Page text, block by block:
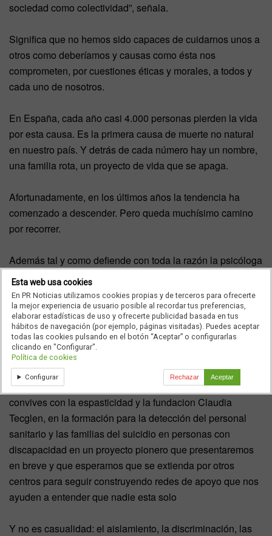
sociedad como colectividad”, señala.
Significa que no hemos sido capaces de cuidarnos unos a
otros como deberíamos y causas como ésta nos
comprometen, por cuestiones éticas y morales, a todos y
cada uno de nosotros.
En España, cada año casi 4.000 personas pierden la vida
por esta causa. Es la primera causa de muerte no natural
en nuestro país. Y detrás de cada número hay un nombre,
una familia rota, un proyecto de vida que se apaga.
Afortunadamente, en los últimos años la tendencia ha
comenzado a descender. Pero queda muchísimo camino
por recorrer.
Además tal y como defiende con toda la razón la psicóloga
Claudia Tecglen, tenemos la obligación moral de mirar de
frente a las personas más vulnerables: aquellas que
conviven con ladiscapacidady para quienes el riesgo de
suicidio es mucho más elevado que en la población
general, según muestran los estudios.
Nosotros desde
hemos empezado a
trabajar con la asociación que preside, la asociación
convives con la espasticidad y la fundacion Claudia
Tecglen, en la formación para la detección del personal
sanitario y las familias del suicidio en personas con
discapacidad en un proyecto pionero que presentaremos
en breve y que esperamos que se extienda por otros
centros para seguir construyendo redes de apoyo que nos
ayuden a entender que nadie esta solo
Y no es casualidad: el aislamiento, la discriminación, las
Esta web usa cookies
En PR Noticias utilizamos cookies propias y de terceros para ofrecerte
la mejor experiencia de usuario posible al recordar tus preferencias,
elaborar estadísticas de uso y ofrecerte publicidad basada en tus
hábitos de navegación (por ejemplo, páginas visitadas). Puedes aceptar
todas las cookies pulsando en el botón “Aceptar” o configurarlas
clicando en "Configurar".
Política de cookies
Configurar Rechazar Aceptar